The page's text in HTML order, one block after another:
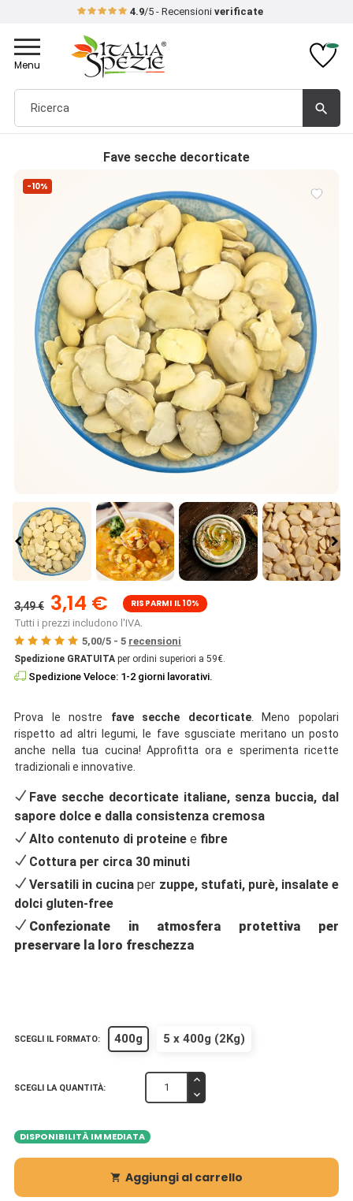
4.9/5 - Recensioni verificate
search
Toggle
navigation
Menu
Fave secche decorticate
-10%

3,49 € 3,14 €
RISPARMI IL 10%
Tutti i prezzi includono l'IVA.
5,00/5 - 5 recensioni
Spedizione GRATUITA per ordini superiori a 59€.
Spedizione Veloce: 1-2 giorni lavorativi.
Prova le nostre fave secche decorticate. Meno popolari
rispetto ad altri legumi, le fave sgusciate meritano un posto
anche nella tua cucina! Approfitta ora e sperimenta ricette
tradizionali e innovative.
Fave secche decorticate italiane, senza buccia, dal
sapore dolce e dalla consistenza cremosa
Alto contenuto di proteine e fibre
Cottura per circa 30 minuti
Versatili in cucina per zuppe, stufati, purè, insalate e
dolci gluten-free
Confezionate in atmosfera protettiva per
preservare la loro freschezza
SCEGLI IL FORMATO: 400g 5 x 400g (2Kg)
SCEGLI LA QUANTITÀ:
DISPONIBILITÀ IMMEDIATA
 Aggiungi al carrello